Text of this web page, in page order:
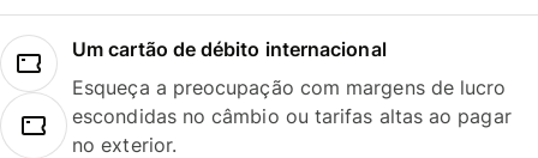
Um cartão de débito internacional
Esqueça a preocupação com margens de lucro
escondidas no câmbio ou tarifas altas ao pagar
no exterior.